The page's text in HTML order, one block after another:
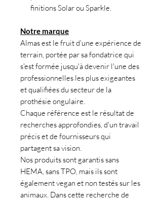
finitions Solar ou Sparkle.
Notre marque
Almas est le fruit d'une expérience de
terrain, portée par sa fondatrice qui
s'est formée jusqu'à devenir l'une des
professionnelles les plus exigeantes
et qualifiées du secteur de la
prothésie ongulaire.
Chaque référence est le résultat de
recherches approfondies, d'un travail
précis et de fournisseurs qui
partagent sa vision.
Nos produits sont garantis sans
HEMA, sans TPO, mais ils sont
également vegan et non testés sur les
animaux. Dans cette recherche de